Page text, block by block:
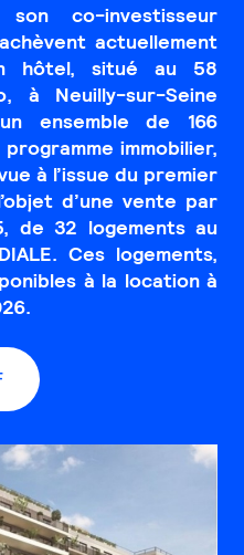
co-investisseur
actuellement
hôtel, situé au 58
à Neuilly-sur-Seine
ensemble de 166
immobilier,
à l’issue du premier
d’une vente par
de 32 logements au
Ces logements,
à la location à